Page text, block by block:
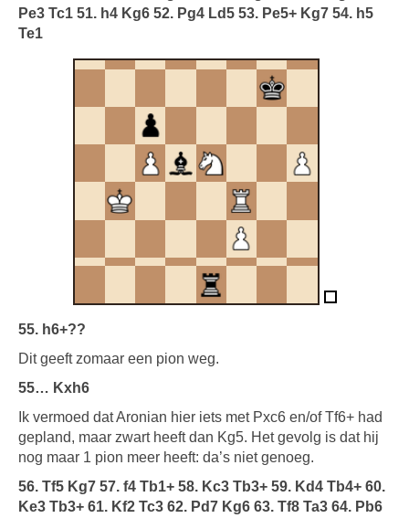
Pe3 Tc1 51. h4 Kg6 52. Pg4 Ld5 53. Pe5+ Kg7 54. h5
Te1
55. h6+??
Dit geeft zomaar een pion weg.
55… Kxh6
Ik vermoed dat Aronian hier iets met Pxc6 en/of Tf6+ had
gepland, maar zwart heeft dan Kg5. Het gevolg is dat hij
nog maar 1 pion meer heeft: da’s niet genoeg.
56. Tf5 Kg7 57. f4 Tb1+ 58. Kc3 Tb3+ 59. Kd4 Tb4+ 60.
Ke3 Tb3+ 61. Kf2 Tc3 62. Pd7 Kg6 63. Tf8 Ta3 64. Pb6